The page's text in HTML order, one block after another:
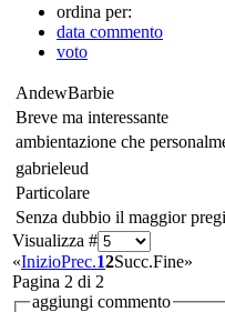
ordina per:
data commento
voto
AndewBarbie
Breve ma interessante
ambientazione che
gabrieleud
Particolare
Senza dubbio il maggior
Visualizza #
«InizioPrec.12Succ.Fine»
Pagina 2 di 2
aggiungi commento